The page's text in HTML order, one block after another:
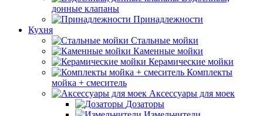
донные клапаны
Принадлежности
Кухня
Стальные мойки
Каменные мойки
Керамические мойки
Комплекты
мойка + смеситель
Аксессуары для моек
Дозаторы